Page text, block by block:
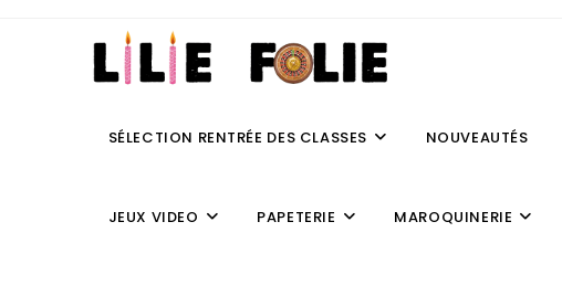
SÉLECTION RENTRÉE DES CLASSES NOUVEAUTÉS
JEUX VIDEO PAPETERIE MAROQUINERIE